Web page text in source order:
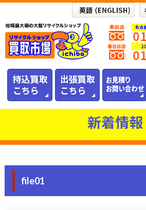
新着情報
file01